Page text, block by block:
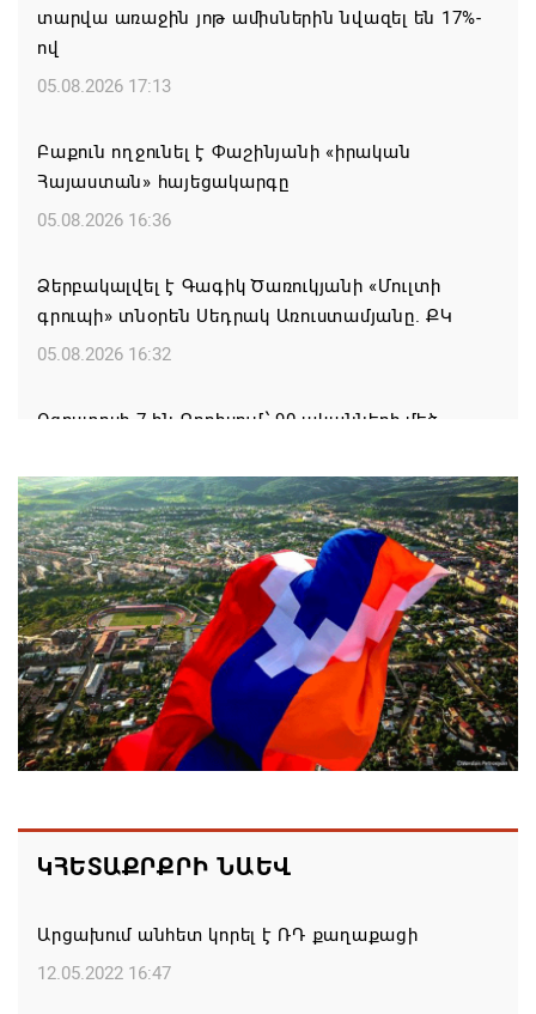
տարվա առաջին յոթ ամիսներին նվազել են 17%-
ով
05.08.2026 17:13
Բաքուն ողջունել է Փաշինյանի «իրական
Հայաստան» հայեցակարգը
05.08.2026 16:36
Ձերբակալվել է Գագիկ Ծառուկյանի «Մուլտի
գրուպի» տնօրեն Սեդրակ Առուստամյանը. ՔԿ
05.08.2026 16:32
Օգոստոսի 7-ին Գորիսում՝ 90-ականների մեծ
05.08.2026 15:44
Սպառված իշխանության ախտանիշը
05.08.2026 14:27
Եթե մարզային այցի ժամանակ հայտնվում ենք
այլ երկրի տարածքում, մեղավորը դուք եք․
պատգամավորը՝ ՔՊ-ականին
05.08.2026 12:08
արդյունքները. ՀՀ բուհերում այս տարի կսովորի
10958 առաջին կուրսեցի
ԱՄՆ-ն կրկնապատկել է TRIPP նախագծի
ԿՀԵՏԱՔՐՔՐԻ ՆԱԵՎ
Արցախում անհետ կորել է ՌԴ քաղաքացի
12.05.2022 16:47